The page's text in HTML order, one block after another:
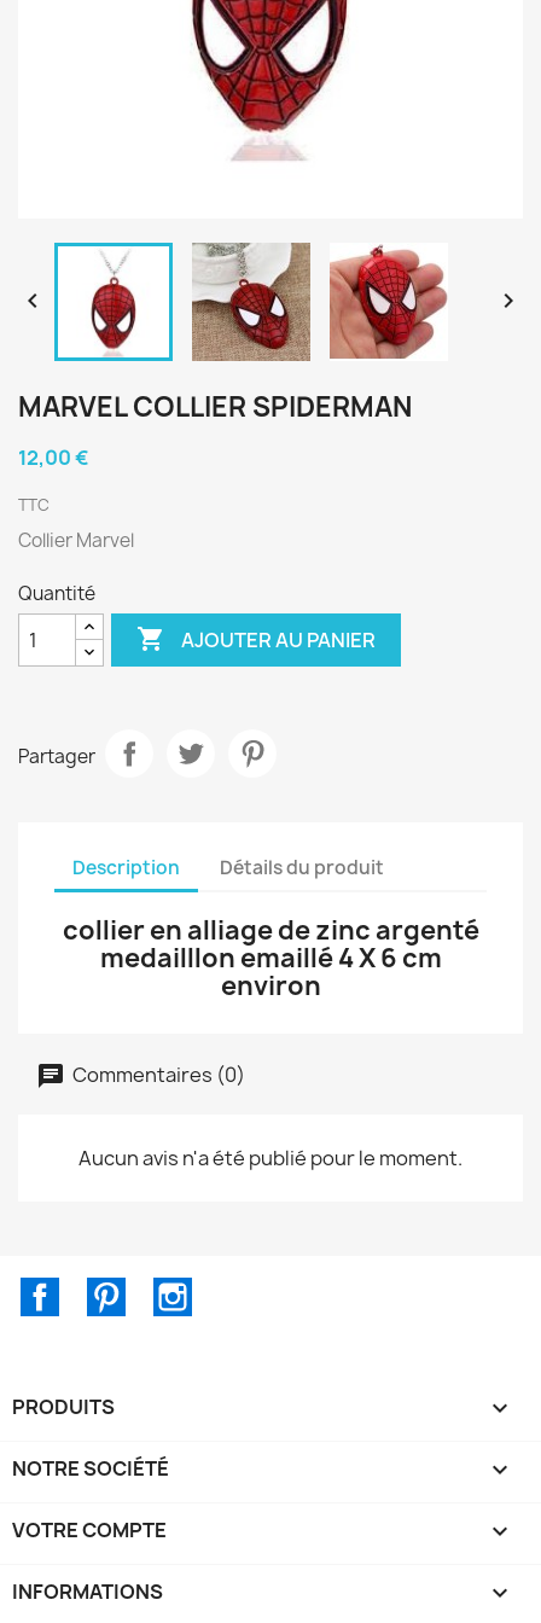
 
MARVEL COLLIER SPIDERMAN
12,00 €
TTC
Collier Marvel
Quantité
 AJOUTER AU PANIER
Partager
Description Détails du produit
collier en alliage de zinc argenté
medailllon emaillé 4 X 6 cm
environ
Commentaires (0)
Aucun avis n'a été publié pour le moment.
FacebookPinterest
PRODUITS 
NOTRE SOCIÉTÉ 
VOTRE COMPTE 
INFORMATIONS keyboard_arrow_down